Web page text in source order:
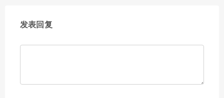
发表回复